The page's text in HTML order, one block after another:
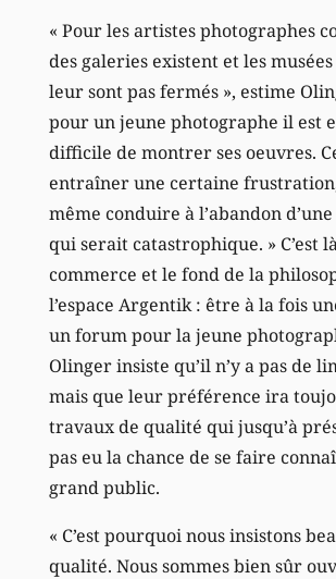
« Pour les artistes photographes
des galeries existent et les
leur sont pas fermés », estime
pour un jeune photographe il est
difficile de montrer ses oeuvres.
entraîner une certaine
même conduire à l’abandon d’une
qui serait catastrophique. » C’est
commerce et le fond de la
l’espace Argentik : être à la fois
un forum pour la jeune
Olinger insiste qu’il n’y a pas de
mais que leur préférence ira
travaux de qualité qui jusqu’à
pas eu la chance de se faire
grand public.
« C’est pourquoi nous insistons
qualité. Nous sommes bien sûr